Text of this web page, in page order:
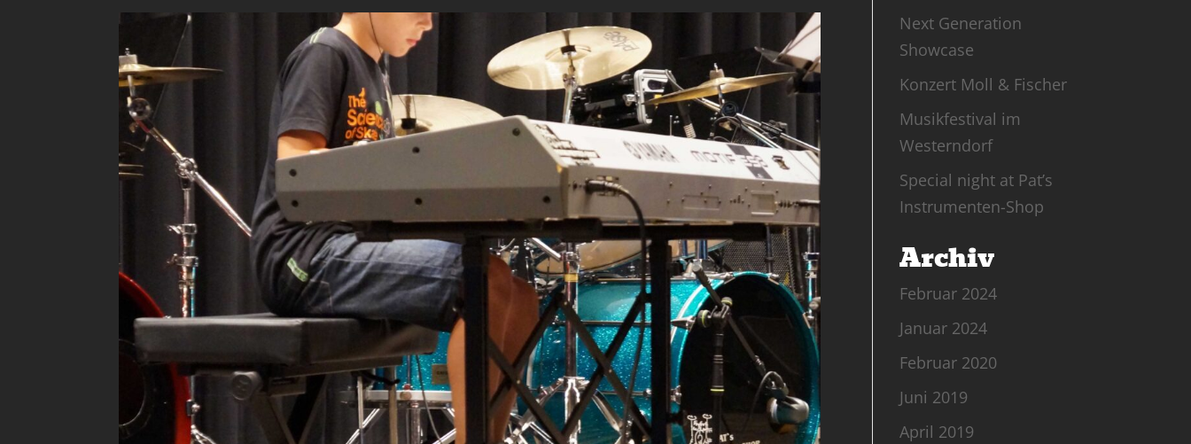
Next Generation
Showcase
Konzert Moll & Fischer
Musikfestival im
Westerndorf
Special night at Pat’s
Instrumenten-Shop
Archiv
Februar 2024
Januar 2024
Februar 2020
Juni 2019
April 2019